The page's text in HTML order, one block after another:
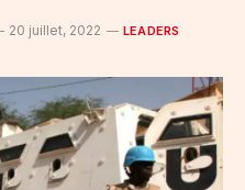
20 juillet, 2022 LEADERS